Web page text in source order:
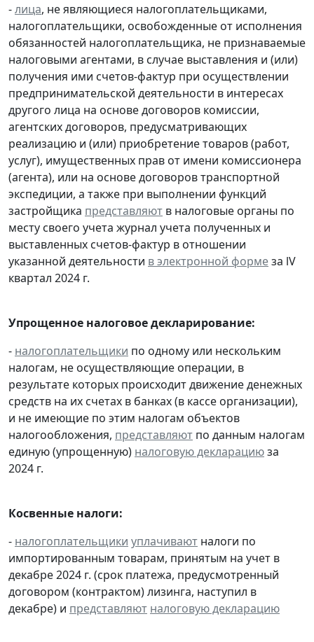
-лица, не являющиеся налогоплательщиками,
налогоплательщики, освобожденные от исполнения
обязанностей налогоплательщика, не признаваемые
налоговыми агентами, в случае выставления и (или)
получения ими счетов-фактур при осуществлении
предпринимательской деятельности в интересах
другого лица на основе договоров комиссии,
агентских договоров, предусматривающих
реализацию и (или) приобретение товаров (работ,
услуг), имущественных прав от имени комиссионера
(агента), или на основе договоров транспортной
экспедиции, а также при выполнении функций
застройщика представляют в налоговые органы по
месту своего учета журнал учета полученных и
выставленных счетов-фактур в отношении
указанной деятельности в электронной формеза lV
квартал 2024 г.
Упрощенное налоговое декларирование:
- налогоплательщики по одному или нескольким
налогам, не осуществляющие операции, в
результате которых происходит движение денежных
средств на их счетах в банках (в кассе организации),
и не имеющие по этим налогам объектов
налогообложения, представляют по данным налогам
единую (упрощенную) налоговую декларациюза
2024 г.
Косвенные налоги:
- налогоплательщики уплачивают налоги по
импортированным товарам, принятым на учет в
декабре 2024 г. (срок платежа, предусмотренный
договором (контрактом) лизинга, наступил в
декабре) и представляют налоговую декларацию